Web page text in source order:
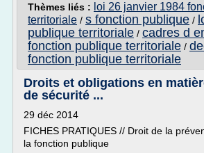
Thèmes liés : loi 26 janvier 1984
territoriale / s fonction publique /
publique territoriale / cadres d
fonction publique territoriale /
fonction publique territoriale
Droits et obligations en
de sécurité ...
29 déc 2014
FICHES PRATIQUES // Droit de la
la fonction publique